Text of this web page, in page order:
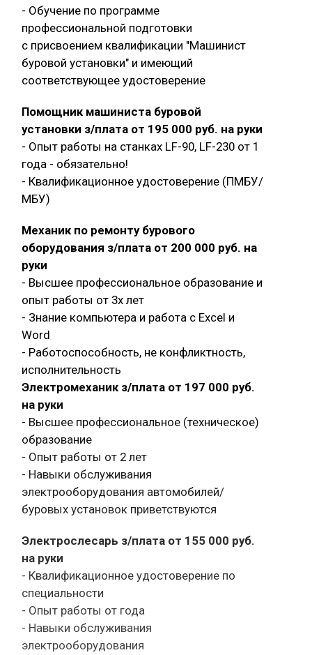
- Обучение по программе
профессиональной подготовки
с присвоением квалификации "Машинист
буровой установки" и имеющий
соответствующее удостоверение
Помощник машиниста буровой
установки з/плата от 195 000 руб. на руки
- Опыт работы на станках LF-90, LF-230 от 1
года - обязательно!
- Квалификационное удостоверение (ПМБУ/
МБУ)
Механик по ремонту бурового
оборудования з/плата от 200 000 руб. на
руки
- Высшее профессиональное образование и
опыт работы от 3х лет
- Знание компьютера и работа с Exсel и
Word
- Работоспособность, не конфликтность,
исполнительность
Электромеханик з/плата от 197 000 руб.
на руки
- Высшее профессиональное (техническое)
образование
- Опыт работы от 2 лет
- Навыки обслуживания
электрооборудования автомобилей/
буровых установок приветствуются
Электрослесарь з/плата от 155 000 руб.
на руки
- Квалификационное удостоверение по
специальности
- Опыт работы от года
- Навыки обслуживания
электрооборудования